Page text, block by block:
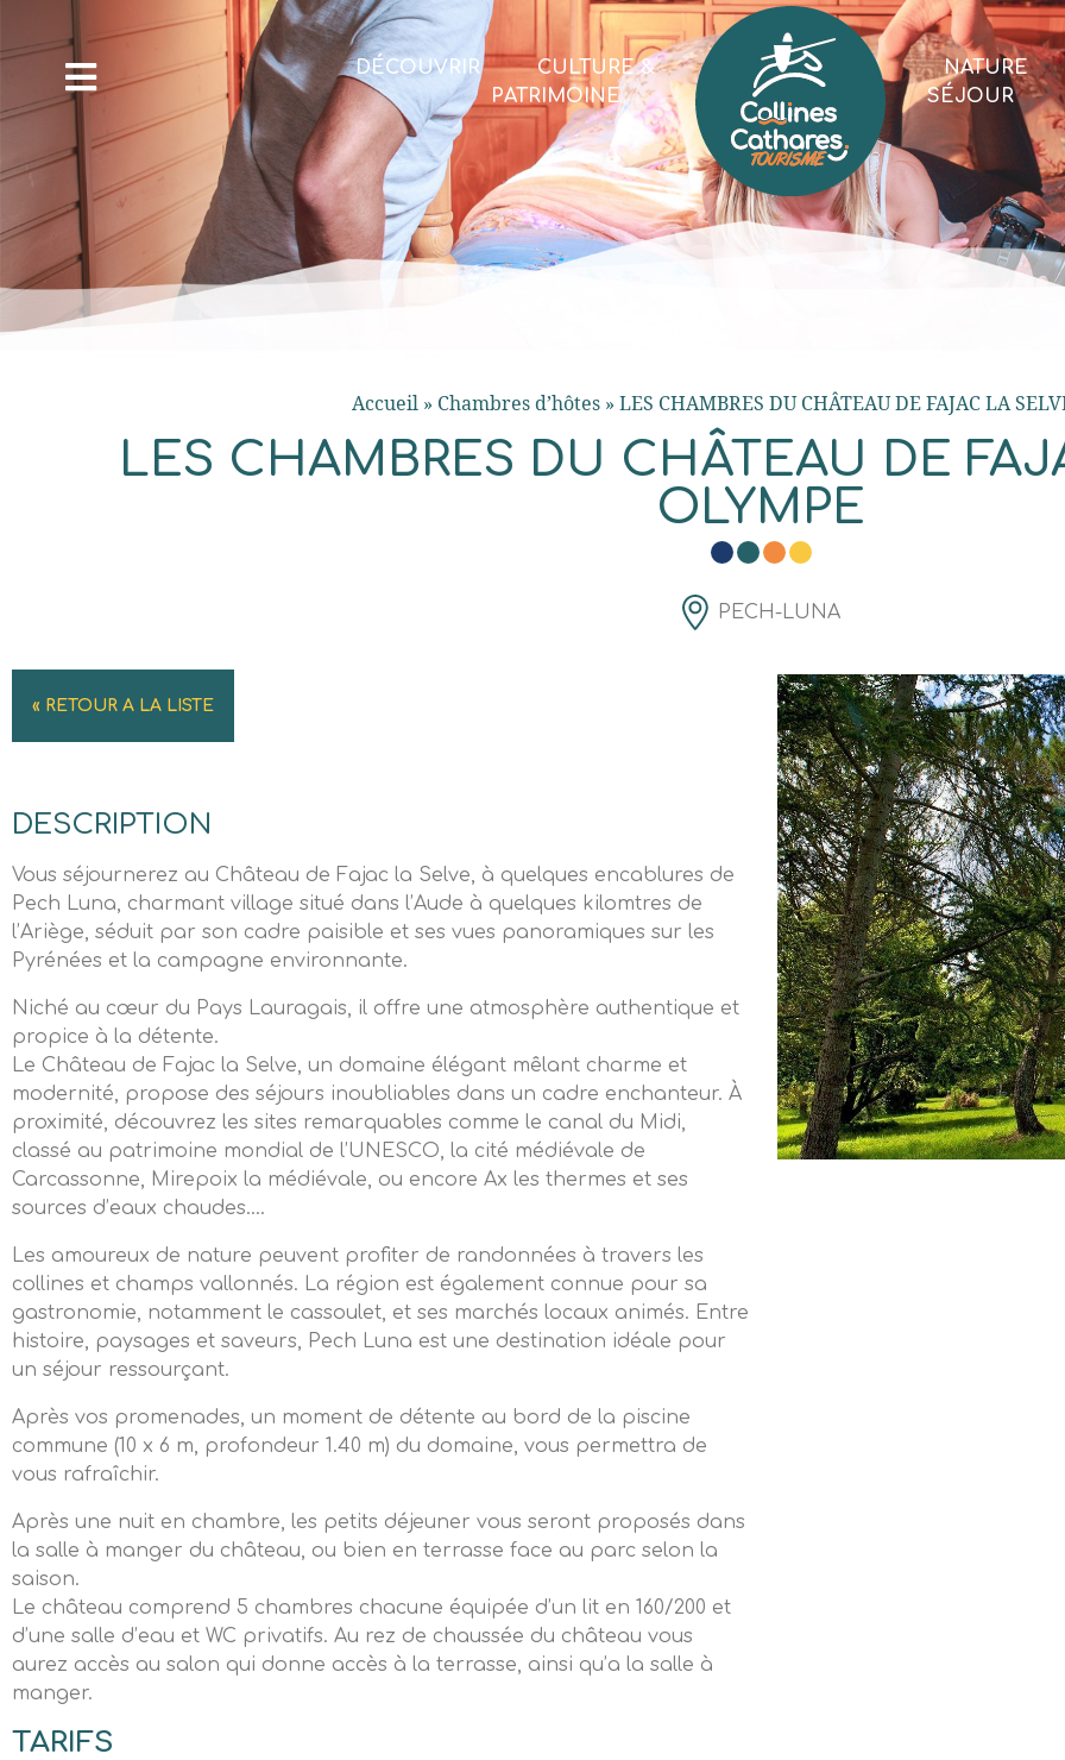
DÉCOUVRIR
CULTURE &
PATRIMOINE
NATURE
SÉJOUR
Accueil» Chambres d’hôtes» LES CHAMBRES DU CHÂTEAU DE FAJAC LA
LES CHAMBRES DU CHÂTEAU DE
OLYMPE
PECH-LUNA
« RETOUR A LA LISTE
DESCRIPTION
Vous séjournerez au Château de Fajac la Selve, à quelques encablures de
Pech Luna, charmant village situé dans l’Aude à quelques kilomtres de
l’Ariège, séduit par son cadre paisible et ses vues panoramiques sur les
Pyrénées et la campagne environnante.
Niché au cœur du Pays Lauragais, il offre une atmosphère authentique et
propice à la détente.
Le Château de Fajac la Selve, un domaine élégant mêlant charme et
modernité, propose des séjours inoubliables dans un cadre enchanteur. À
proximité, découvrez les sites remarquables comme le canal du Midi,
classé au patrimoine mondial de l’UNESCO, la cité médiévale de
Carcassonne, Mirepoix la médiévale, ou encore Ax les thermes et ses
sources d’eaux chaudes….
Les amoureux de nature peuvent profiter de randonnées à travers les
collines et champs vallonnés. La région est également connue pour sa
gastronomie, notamment le cassoulet, et ses marchés locaux animés. Entre
histoire, paysages et saveurs, Pech Luna est une destination idéale pour
un séjour ressourçant.
Après vos promenades, un moment de détente au bord de la piscine
commune (10 x 6 m, profondeur 1.40 m) du domaine, vous permettra de
vous rafraîchir.
Après une nuit en chambre, les petits déjeuner vous seront proposés dans
la salle à manger du château, ou bien en terrasse face au parc selon la
saison.
Le château comprend 5 chambres chacune équipée d’un lit en 160/200 et
d’une salle d’eau et WC privatifs. Au rez de chaussée du château vous
aurez accès au salon qui donne accès à la terrasse, ainsi qu’a la salle à
manger.
TARIFS